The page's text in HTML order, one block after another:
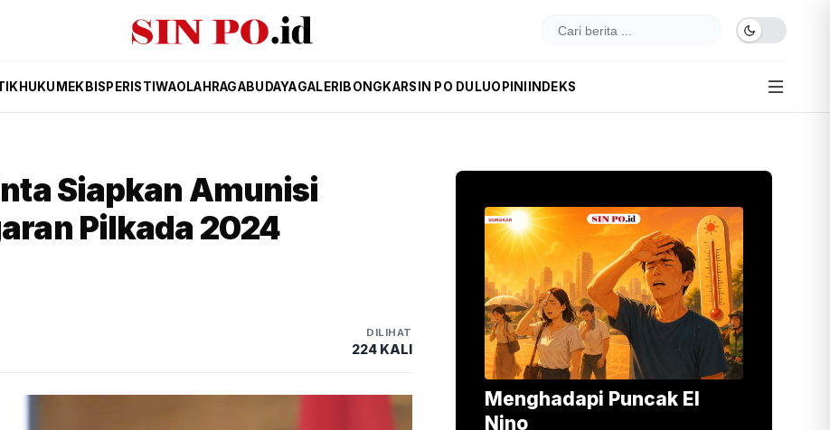
HUKUM EKBIS PERISTIWAOLAHRAGABUDAYAGALERI BONGKARSIN PO DULUOPINI INDEKS
Siapkan Amunisi
Pilkada 2024
DILIHAT
224 KALI
Menghadapi Puncak El
Nino